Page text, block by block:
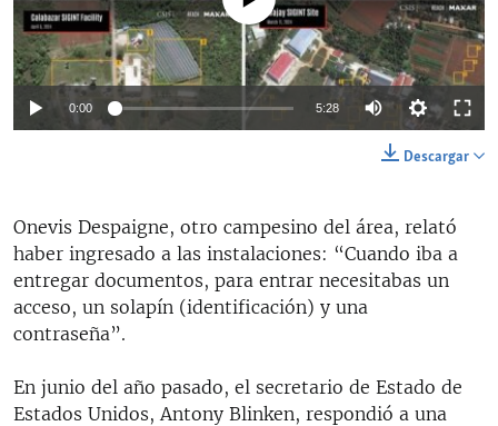
Auto 144p 240p 360p
480p 720p 1080p
0:00 5:28 Auto
144p
360p
480p
Descargar
Onevis Despaigne, otro campesino del área, relató
haber ingresado a las instalaciones: “Cuando iba a
entregar documentos, para entrar necesitabas un
acceso, un solapín (identificación) y una
contraseña”.
En junio del año pasado, el secretario de Estado de
Estados Unidos, Antony Blinken, respondió a una